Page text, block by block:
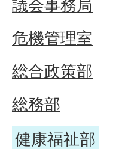
議会事務局
危機管理室
総合政策部
総務部
健康福祉部